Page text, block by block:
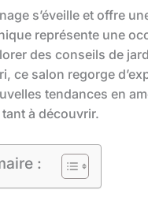
s’éveille et offre
représente une
des conseils de
ce salon regorge
tendances en
à découvrir.
: